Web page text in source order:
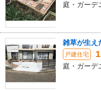
庭・ガーデ
雑草が生え
戸建住宅
庭・ガーデ